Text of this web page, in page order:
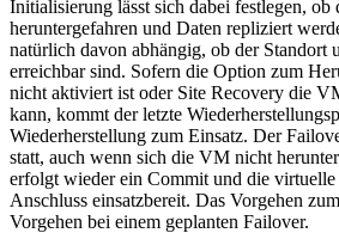
Initialisierung lässt sich dabei festlegen,
heruntergefahren und Daten repliziert
natürlich davon abhängig, ob der Standort
erreichbar sind. Sofern die Option zum
nicht aktiviert ist oder Site Recovery die
kann, kommt der letzte
Wiederherstellung zum Einsatz. Der
statt, auch wenn sich die VM nicht
erfolgt wieder ein Commit und die
Anschluss einsatzbereit. Das Vorgehen
Vorgehen bei einem geplanten Failover.